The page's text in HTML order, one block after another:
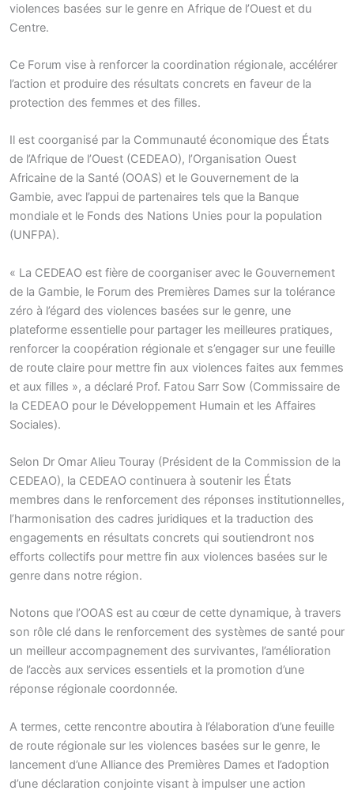
violences basées sur le genre en Afrique de l’Ouest et du
Centre.
Ce Forum vise à renforcer la coordination régionale, accélérer
l’action et produire des résultats concrets en faveur de la
protection des femmes et des filles.
Il est coorganisé par la Communauté économique des États
de l’Afrique de l’Ouest (CEDEAO), l’Organisation Ouest
Africaine de la Santé (OOAS) et le Gouvernement de la
Gambie, avec l’appui de partenaires tels que la Banque
mondiale et le Fonds des Nations Unies pour la population
(UNFPA).
« La CEDEAO est fière de coorganiser avec le Gouvernement
de la Gambie, le Forum des Premières Dames sur la tolérance
zéro à l’égard des violences basées sur le genre, une
plateforme essentielle pour partager les meilleures pratiques,
renforcer la coopération régionale et s’engager sur une feuille
de route claire pour mettre fin aux violences faites aux femmes
et aux filles », a déclaré Prof. Fatou Sarr Sow (Commissaire de
la CEDEAO pour le Développement Humain et les Affaires
Sociales).
Selon Dr Omar Alieu Touray (Président de la Commission de la
CEDEAO), la CEDEAO continuera à soutenir les États
membres dans le renforcement des réponses institutionnelles,
l’harmonisation des cadres juridiques et la traduction des
engagements en résultats concrets qui soutiendront nos
efforts collectifs pour mettre fin aux violences basées sur le
genre dans notre région.
Notons que l’OOAS est au cœur de cette dynamique, à travers
son rôle clé dans le renforcement des systèmes de santé pour
un meilleur accompagnement des survivantes, l’amélioration
de l’accès aux services essentiels et la promotion d’une
réponse régionale coordonnée.
A termes, cette rencontre aboutira à l’élaboration d’une feuille
de route régionale sur les violences basées sur le genre, le
lancement d’une Alliance des Premières Dames et l’adoption
d’une déclaration conjointe visant à impulser une action